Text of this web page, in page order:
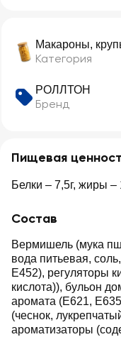
Макароны,
Категория
РОЛЛТОН
Бренд
Пищевая
Белки – 7,5г, жиры –
Состав
Вермишель (мука
вода питьевая,
Е452), регуляторы
кислота)), бульон
аромата (Е621,
(чеснок,
ароматизаторы